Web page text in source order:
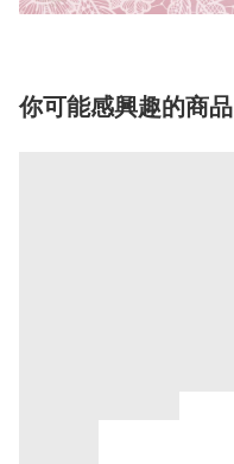
你可能感興趣的商品